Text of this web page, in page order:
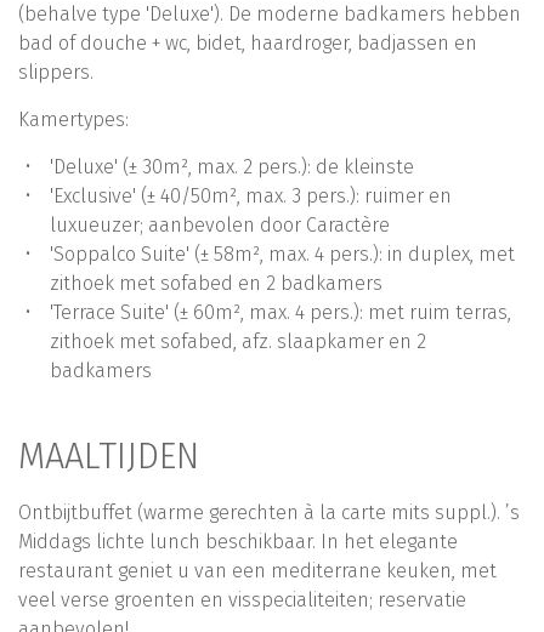
(behalve type 'Deluxe'). De moderne badkamers hebben
bad of douche + wc, bidet, haardroger, badjassen en
slippers.
Kamertypes:
'Deluxe' (± 30m², max. 2 pers.): de kleinste
'Exclusive' (± 40/50m², max. 3 pers.): ruimer en
luxueuzer; aanbevolen door Caractère
'Soppalco Suite' (± 58m², max. 4 pers.): in duplex, met
zithoek met sofabed en 2 badkamers
'Terrace Suite' (± 60m², max. 4 pers.): met ruim terras,
zithoek met sofabed, afz. slaapkamer en 2
badkamers
MAALTIJDEN
Ontbijtbuffet (warme gerechten à la carte mits suppl.). ’s
Middags lichte lunch beschikbaar. In het elegante
restaurant geniet u van een mediterrane keuken, met
veel verse groenten en visspecialiteiten; reservatie